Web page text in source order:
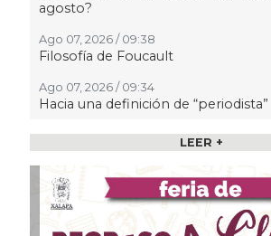
agosto?
Ago 07, 2026 / 09:38
Filosofía de Foucault
Ago 07, 2026 / 09:34
Hacia una definición de “periodista”
Ago 07, 2026 / 09:24
Municipio arrancará
rehabilitación en el boulevard 5 de
Ago 07, 2026 / 09:16
DIF Medellín invita a la Campaña
acercar servicios médicos a las
LEER +